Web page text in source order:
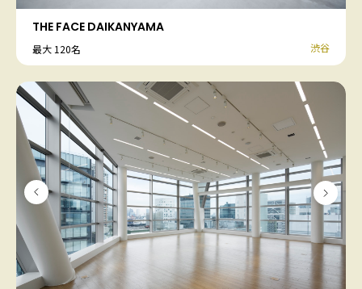
THE FACE DAIKANYAMA
最大 120名 渋谷